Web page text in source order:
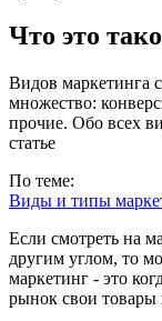
Что это
Видов маркетинга
множество:
прочие. Обо всех
статье
По теме:
Виды и типы
Если смотреть на
другим углом, то
маркетинг - это
рынок свои товары